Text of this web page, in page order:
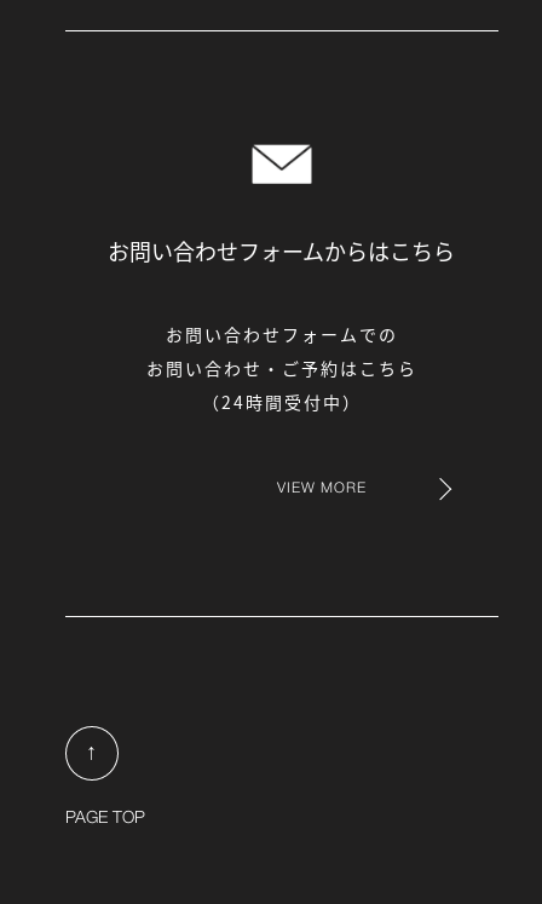
お問い合わせフォームからはこちら
お問い合わせフォームでの
お問い合わせ・ご予約はこちら
（24時間受付中）
VIEW MORE
↑
PAGE TOP